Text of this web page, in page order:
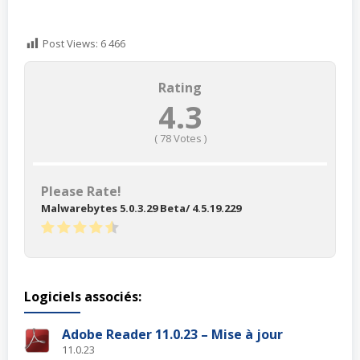
Post Views: 6 466
Rating
4.3
( 78Votes )
Please Rate!
Malwarebytes 5.0.3.29 Beta/ 4.5.19.229
Logiciels associés:
Adobe Reader 11.0.23 – Mise à jour
11.0.23